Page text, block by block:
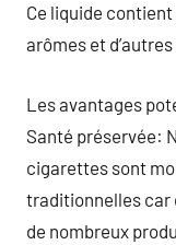
Ce liquide
arômes et
Les avantages
Santé préservée:
cigarettes sont
traditionnelles car
de nombreux